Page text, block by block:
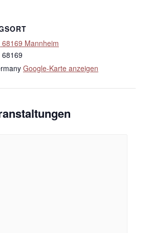
Mannheim
Google-Karte anzeigen